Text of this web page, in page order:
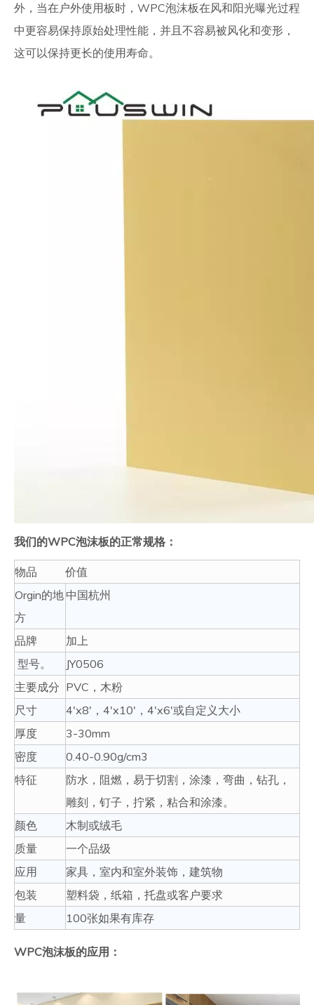
外，当在户外使用板时，WPC泡沫板在风和阳光曝光过程
中更容易保持原始处理性能，并且不容易被风化和变形，
这可以保持更长的使用寿命。
我们的WPC泡沫板的正常规格：
物品
价值
Orgin的地
方
中国杭州
品牌
加上
型号。
JY0506
主要成分 PVC，木粉
尺寸
4'x8'，4'x10'，4'x6'或自定义大小
厚度
3-30mm
密度
0.40-0.90g/cm3
特征
防水，阻燃，易于切割，涂漆，弯曲，钻孔，
雕刻，钉子，拧紧，粘合和涂漆。
颜色
木制或绒毛
质量
一个品级
应用
家具，室内和室外装饰，建筑物
包装
塑料袋，纸箱，托盘或客户要求
量
100张如果有库存
WPC泡沫板的应用：